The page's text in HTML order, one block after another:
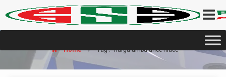
Home Tag : "harga ambulance hiace"